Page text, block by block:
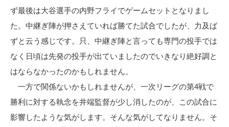
ず最後は大谷選手の内野フライでゲームセットとなりまし
た。中継ぎ陣が押さえていれば勝てた試合でしたが、力及ば
ずと云う感じです。只、中継ぎ陣と言っても専門の投手では
なく日頃は先発の投手が出ていましたのでいきなり絶好調と
はならなかったのかもしれません。
一方で関係ないかもしれませんが、一次リーグの第4戦で
勝利に対する執念を井端監督が少し消したのが、この試合に
影響したような気がします。そんな気がしてなりません。そ